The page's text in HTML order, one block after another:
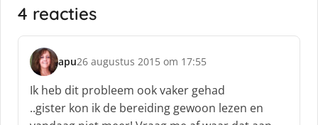
4 reacties
apu
s
c
h
r
26 augustus 2015 om 17:55
Ik heb dit probleem ook vaker gehad
..gister kon ik de bereiding gewoon lezen en